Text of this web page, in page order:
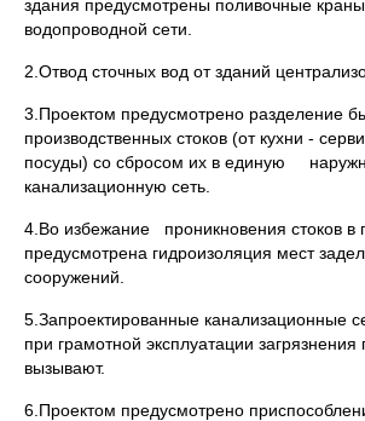
здания предусмотрены поливочные
водопроводной сети.
2.Отвод сточных вод от зданий
3.Проектом предусмотрено разделение
производственных стоков (от кухни -
посуды) со сбросом их в единую
канализационную сеть.
4.Во избежание проникновения стоков в
предусмотрена гидроизоляция мест
сооружений.
5.Запроектированные канализационные
при грамотной эксплуатации загрязнения
вызывают.
6.Проектом предусмотрено